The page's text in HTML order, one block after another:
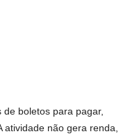
boletos para pagar,
não gera renda,